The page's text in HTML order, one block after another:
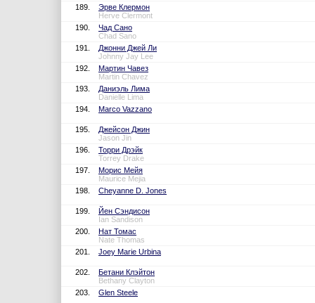
189.
Эрве Клермон
Herve Clermont
190.
Чад Сано
Chad Sano
191.
Джонни Джей Ли
Johnny Jay Lee
192.
Мартин Чавез
Martin Chavez
193.
Даниэль Лима
Danielle Lima
194.
Marco Vazzano
195.
Джейсон Джин
Jason Jin
196.
Торри Дрэйк
Torrey Drake
197.
Морис Мейя
Maurice Mejia
198.
Cheyanne D. Jones
199.
Йен Сэндисон
Ian Sandison
200.
Нат Томас
Nate Thomas
201.
Joey Marie Urbina
202.
Бетани Клэйтон
Bethany Clayton
203.
Glen Steele